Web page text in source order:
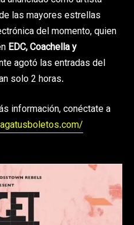
las mayores estrellas
del momento, quien
EDC, Coachella y
agotó las entradas del
solo 2 horas.
información, conéctate a